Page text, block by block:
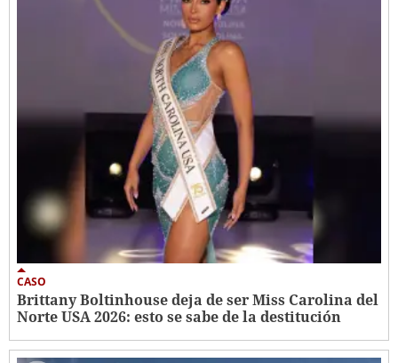
CASO
Brittany Boltinhouse deja de ser Miss Carolina del
Norte USA 2026: esto se sabe de la destitución